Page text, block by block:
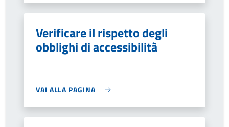
Verificare il rispetto degli
obblighi di accessibilità
VAI ALLA PAGINA